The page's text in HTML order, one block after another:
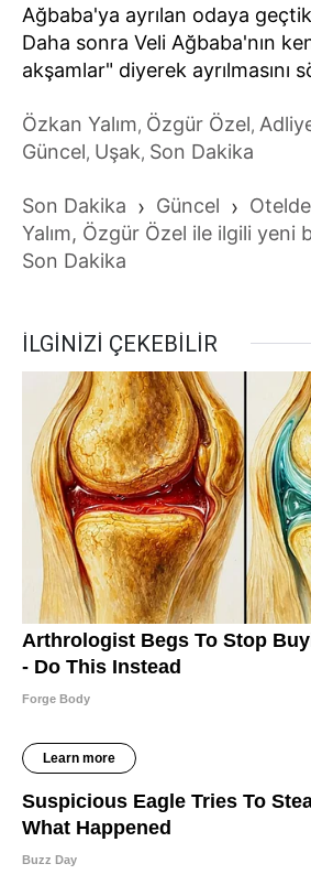
Ağbaba'ya ayrılan odaya
Daha sonra Veli Ağbaba'nın
akşamlar" diyerek ayrılmasını
Özkan Yalım, Özgür Özel,
Güncel, Uşak, Son Dakika
Son Dakika › Güncel ›
Yalım, Özgür Özel ile ilgili yeni
Son Dakika